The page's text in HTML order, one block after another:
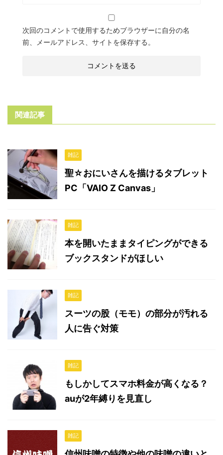
次回のコメントで使用するためブラウザーに自分の名
前、メールアドレス、サイトを保存する。
関連記事
雑記
聖☆おにいさんを描けるタブレット
PC「VAIO Z Canvas」
雑記
本を開いたままタイピングができる
ブックスタンドがほしい
雑記
スーツの股（モモ）の部分が汚れる
人に告ぐ対策
雑記
もしかしてスマホ料金が高くなる？
auが2年縛りを見直し
雑記